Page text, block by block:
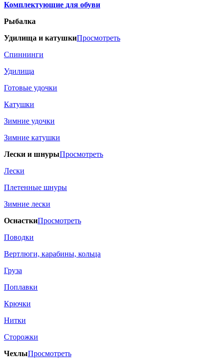
Комплектующие для обуви
Рыбалка
Удилища и катушкиПросмотреть
Спиннинги
Удилища
Готовые удочки
Катушки
Зимние удочки
Зимние катушки
Лески и шнурыПросмотреть
Лески
Плетенные шнуры
Зимние лески
ОснасткиПросмотреть
Поводки
Вертлюги, карабины, кольца
Груза
Поплавки
Крючки
Нитки
Сторожки
ЧехлыПросмотреть